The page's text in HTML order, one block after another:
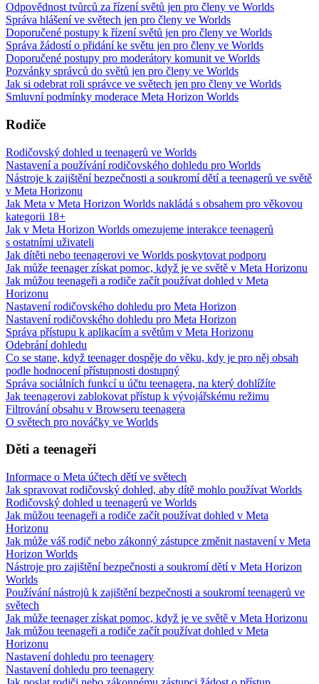
Odpovědnost tvůrců za řízení světů jen pro členy ve Worlds
Správa hlášení ve světech jen pro členy ve Worlds
Doporučené postupy k řízení světů jen pro členy ve Worlds
Správa žádostí o přidání ke světu jen pro členy ve Worlds
Doporučené postupy pro moderátory komunit ve Worlds
Pozvánky správců do světů jen pro členy ve Worlds
Jak si odebrat roli správce ve světech jen pro členy ve Worlds
Smluvní podmínky moderace Meta Horizon Worlds
Rodiče
Rodičovský dohled u teenagerů ve Worlds
Nastavení a používání rodičovského dohledu pro Worlds
Nástroje k zajištění bezpečnosti a soukromí dětí a teenagerů ve světě
v Meta Horizonu
Jak Meta v Meta Horizon Worlds nakládá s obsahem pro věkovou
kategorii 18+
Jak v Meta Horizon Worlds omezujeme interakce teenagerů
s ostatními uživateli
Jak dítěti nebo teenagerovi ve Worlds poskytovat podporu
Jak může teenager získat pomoc, když je ve světě v Meta Horizonu
Jak můžou teenageři a rodiče začít používat dohled v Meta
Horizonu
Nastavení rodičovského dohledu pro Meta Horizon
Nastavení rodičovského dohledu pro Meta Horizon
Správa přístupu k aplikacím a světům v Meta Horizonu
Odebrání dohledu
Co se stane, když teenager dospěje do věku, kdy je pro něj obsah
podle hodnocení přístupnosti dostupný
Správa sociálních funkcí u účtu teenagera, na který dohlížíte
Jak teenagerovi zablokovat přístup k vývojářskému režimu
Filtrování obsahu v Browseru teenagera
O světech pro nováčky ve Worlds
Děti a teenageři
Informace o Meta účtech dětí ve světech
Jak spravovat rodičovský dohled, aby dítě mohlo používat Worlds
Rodičovský dohled u teenagerů ve Worlds
Jak můžou teenageři a rodiče začít používat dohled v Meta
Horizonu
Jak může váš rodič nebo zákonný zástupce změnit nastavení v Meta
Horizon Worlds
Nástroje pro zajištění bezpečnosti a soukromí dětí v Meta Horizon
Worlds
Používání nástrojů k zajištění bezpečnosti a soukromí teenagerů ve
světech
Jak může teenager získat pomoc, když je ve světě v Meta Horizonu
Jak můžou teenageři a rodiče začít používat dohled v Meta
Horizonu
Nastavení dohledu pro teenagery
Nastavení dohledu pro teenagery